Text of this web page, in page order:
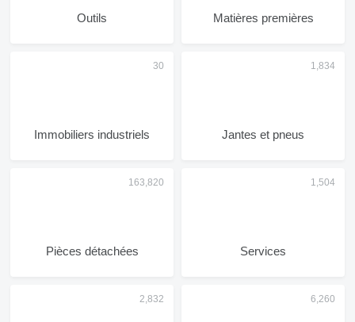
Outils Matières premières
Immobiliers industriels Jantes et pneus
Pièces détachées Services